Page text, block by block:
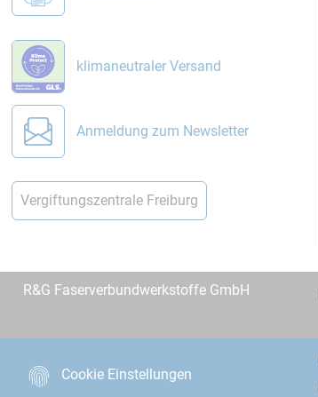
klimaneutraler Versand
Anmeldung zum Newsletter
Vergiftungszentrale Freiburg
R&G Faserverbundwerkstoffe GmbH
Cookie Einstellungen